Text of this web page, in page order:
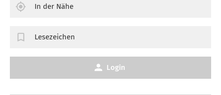
In der Nähe
Lesezeichen
Login